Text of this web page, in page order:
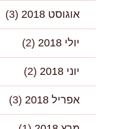
אוגוסט 2018 (3)
יולי 2018 (2)
יוני 2018 (2)
אפריל 2018 (3)